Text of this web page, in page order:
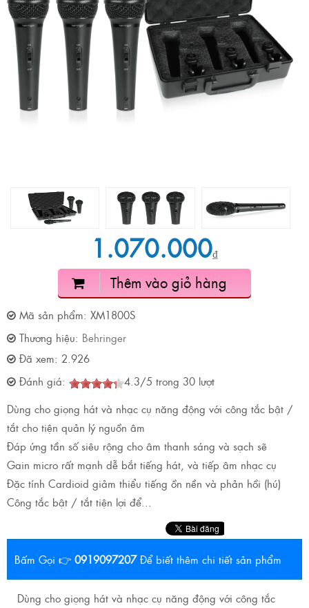
1.070.000₫
Thêm vào giỏ hàng
Mã sản phẩm: XM1800S
Thương hiệu: Behringer
Đã xem: 2.926
Đánh giá:
4.3/5 trong 30 lượt
Dùng cho giọng hát và nhạc cụ năng động với công tắc bật /
tắt cho tiện quản lý nguồn âm
Đáp ứng tần số siêu rộng cho âm thanh sáng và sạch sẽ
Gain micro rất mạnh dễ bắt tiếng hát, và tiếp âm nhạc cụ
Đặc tính Cardioid giảm thiểu tiếng ồn nền và phản hồi (hú)
Công tắc bật / tắt tiện lợi để...
Bấm Gọi 👉 0919097207 Để biết thêm chi tiết sản phẩm
Dùng cho giọng hát và nhạc cụ năng động với công tắc